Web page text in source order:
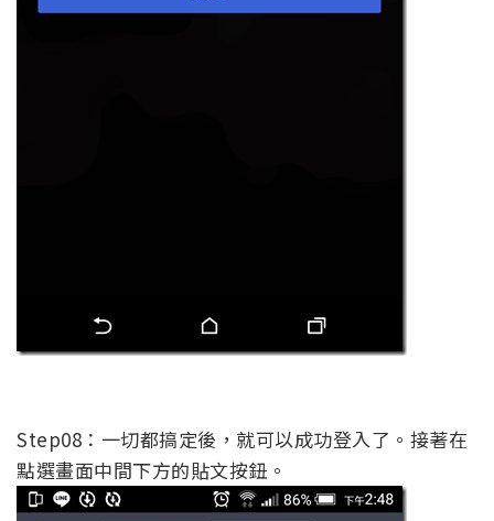
Step08：一切都搞定後，就可以成功登入了。接著在
點選畫面中間下方的貼文按鈕。